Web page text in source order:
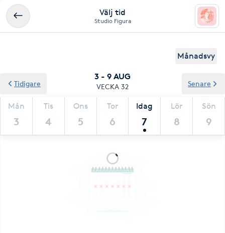
Välj tid
Studio Figura
Månadsvy
3 - 9 AUG
VECKA 32
Mån
3
Tis
4
Ons
5
Tor
6
Idag
7
Lör
8
Sön
9
Tidigare Senare